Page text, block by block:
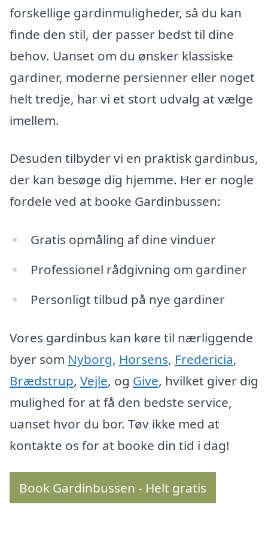
forskellige gardinmuligheder, så du kan
finde den stil, der passer bedst til dine
behov. Uanset om du ønsker klassiske
gardiner, moderne persienner eller noget
helt tredje, har vi et stort udvalg at vælge
imellem.
Desuden tilbyder vi en praktisk gardinbus,
der kan besøge dig hjemme. Her er nogle
fordele ved at booke Gardinbussen:
Gratis opmåling af dine vinduer
Professionel rådgivning om gardiner
Personligt tilbud på nye gardiner
Vores gardinbus kan køre til nærliggende
byer som Nyborg, Horsens, Fredericia,
Brædstrup, Vejle, og Give, hvilket giver dig
mulighed for at få den bedste service,
uanset hvor du bor. Tøv ikke med at
kontakte os for at booke din tid i dag!
Book Gardinbussen - Helt gratis